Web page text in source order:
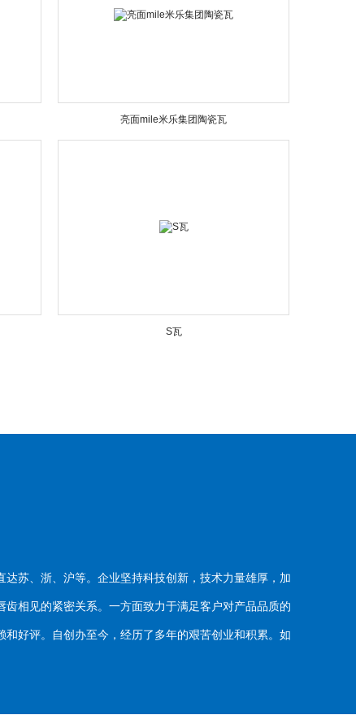
亮面mile米乐集团陶瓷瓦
S瓦
苏、浙、沪等。企业坚持科技创新，技术力量雄厚，加
相见的紧密关系。一方面致力于满足客户对产品品质的
好评。自创办至今，经历了多年的艰苦创业和积累。如